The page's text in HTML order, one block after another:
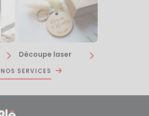
Découpe laser
SERVICES